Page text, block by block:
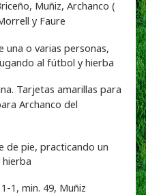
Muñiz, Archanco (
y Faure
Tarjetas amarillas para
Archanco del
1, min. 49, Muñiz